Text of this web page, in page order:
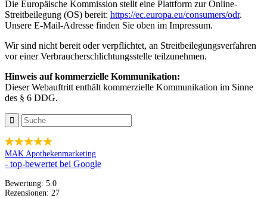
Die Europäische Kommission stellt eine Plattform zur Online-
Streitbeilegung (OS) bereit: https://ec.europa.eu/consumers/odr.
Unsere E-Mail-Adresse finden Sie oben im Impressum.
Wir sind nicht bereit oder verpflichtet, an Streitbeilegungsverfahren
vor einer Verbraucherschlichtungsstelle teilzunehmen.
Hinweis auf kommerzielle Kommunikation:
Dieser Webauftritt enthält kommerzielle Kommunikation im Sinne
des § 6 DDG.
MAK Apothekenmarketing
- top-bewertet bei Google
Bewertung: 5.0
Rezensionen: 27